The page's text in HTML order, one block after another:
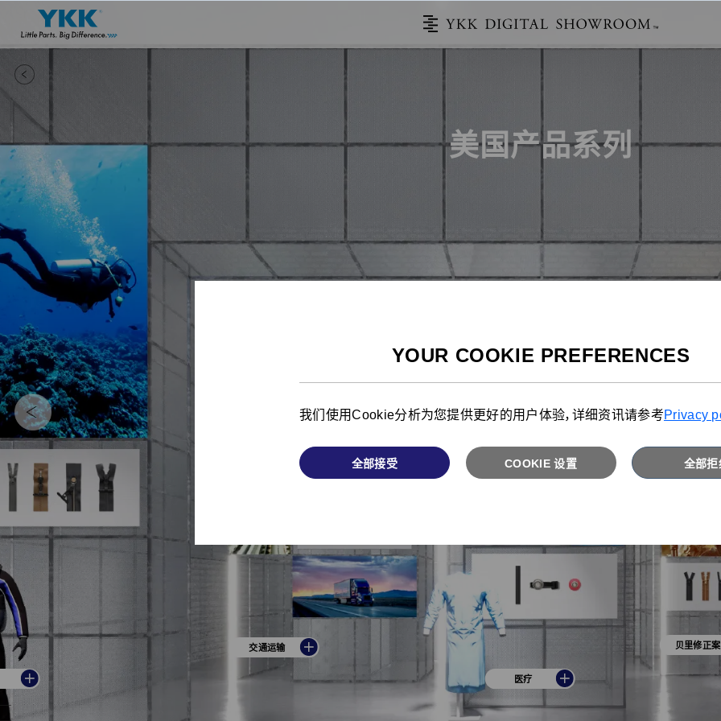
我们使用Cookie分析为您提供更好的用户体验，详细资讯请参考Privacy
COOKIE 设置
全部接受 全部拒
美国产品系列
交通运输
医疗
贝里修正案